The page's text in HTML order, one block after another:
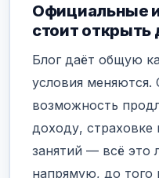
Официальные
стоит открыть
Блог даёт общую
условия меняются.
возможность
доходу,
занятий — всё это
напрямую, до того